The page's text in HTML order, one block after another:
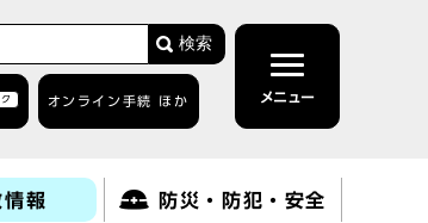
検索
オンライン手続 ほか メニュー
情報 防災・防犯・安全